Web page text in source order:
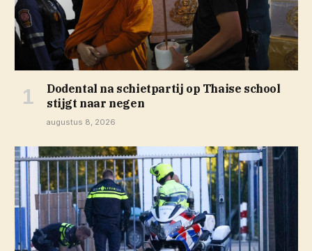
Dodental na schietpartij op Thaise school
stijgt naar negen
augustus 8, 2026